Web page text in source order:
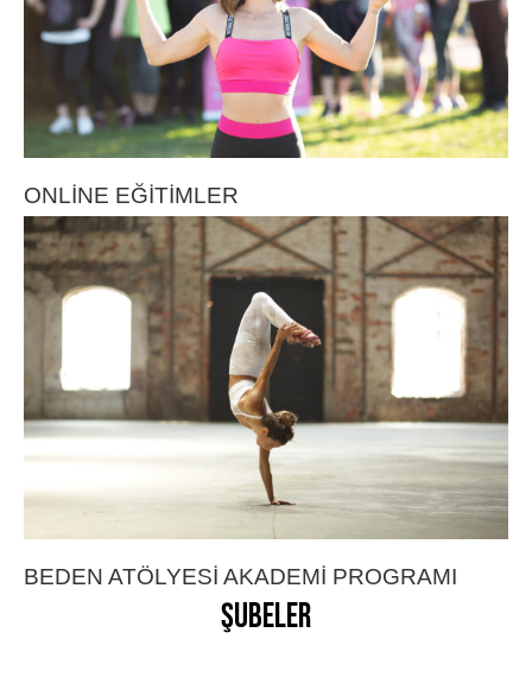
ONLİNE EĞİTİMLER
BEDEN ATÖLYESİ AKADEMİ PROGRAMI
Şubeler